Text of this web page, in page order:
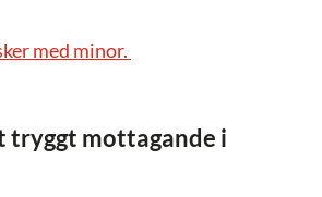
med minor.
tryggt mottagande i